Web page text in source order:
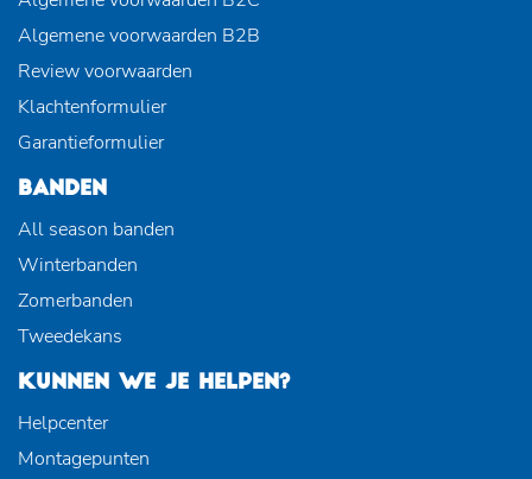
Algemene voorwaarden B2B
Review voorwaarden
Klachtenformulier
Garantieformulier
BANDEN
All season banden
Winterbanden
Zomerbanden
Tweedekans
KUNNEN WE JE HELPEN?
Helpcenter
Montagepunten